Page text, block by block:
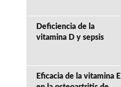
Deficiencia de la
vitamina D y sepsis
Eficacia de la vitamina E